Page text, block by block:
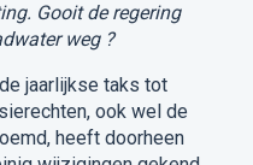
Gooit de regering
weg ?
jaarlijkse taks tot
ook wel de
heeft doorheen